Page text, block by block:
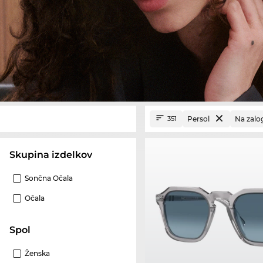
Skupina izdelkov
Sončna Očala
Očala
Spol
Ženska
351 Persol Na